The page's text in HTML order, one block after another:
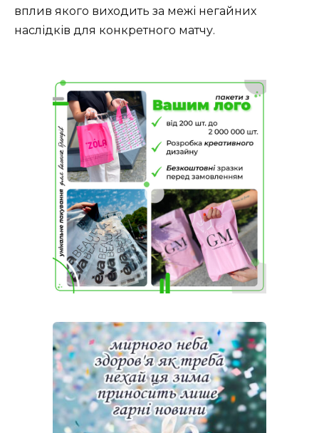
вплив якого виходить за межі негайних
наслідків для конкретного матчу.